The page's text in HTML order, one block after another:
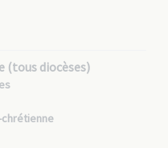
(tous diocèses)
chrétienne